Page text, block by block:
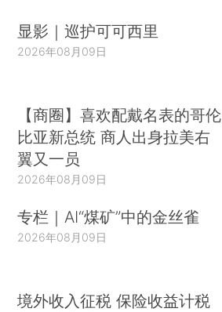
显影｜巡护可可西里
2026年08月09日
【商圈】喜欢配戴名表的哥伦
比亚新总统 商人出身拉美右
翼又一员
2026年08月09日
专栏｜AI“煤矿”中的金丝雀
2026年08月09日
境外收入征税 保险收益计税